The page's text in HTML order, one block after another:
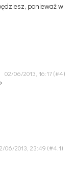
ponieważ w
02/06/2013, 16:17
06/2013, 23:49